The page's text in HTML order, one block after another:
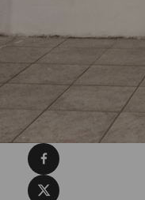
Condividi su
Condividi su X